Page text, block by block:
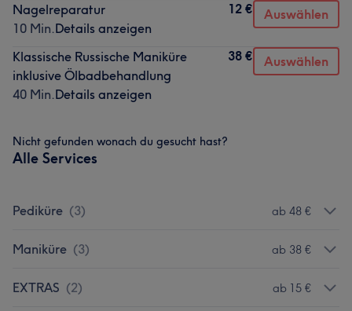
Nagelreparatur
10 Min.Details anzeigen
12 € Auswählen
Klassische Russische Maniküre
inklusive Ölbadbehandlung
40 Min.Details anzeigen
38 € Auswählen
Nicht gefunden wonach du gesucht hast?
Alle Services
Pediküre (3) ab 48 €
Maniküre (3) ab 38 €
EXTRAS (2) ab 15 €